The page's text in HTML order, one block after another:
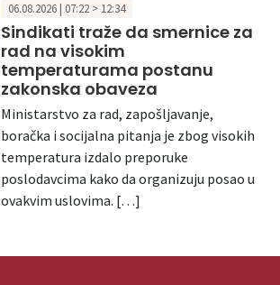
06.08.2026 | 07:22 > 12:34
Sindikati traže da smernice za
rad na visokim
temperaturama postanu
zakonska obaveza
Ministarstvo za rad, zapošljavanje,
boračka i socijalna pitanja je zbog visokih
temperatura izdalo preporuke
poslodavcima kako da organizuju posao u
ovakvim uslovima. […]